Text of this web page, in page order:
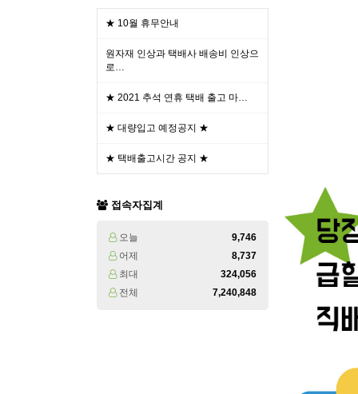
★ 10월 휴무안내
원자재 인상과 택배사 배송비 인상으
로…
★ 2021 추석 연휴 택배 출고 마…
★ 대량입고 예정공지 ★
★ 택배출고시간 공지 ★
접속자집계
오늘
9,746
어제
8,737
최대
324,056
전체
7,240,848